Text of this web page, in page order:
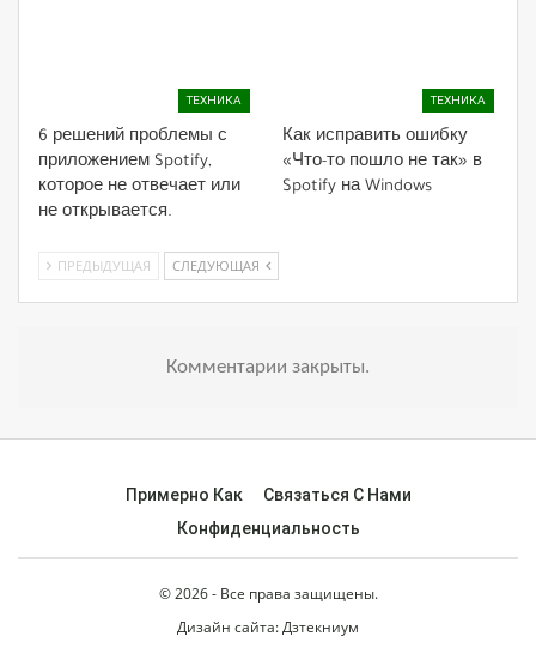
ТЕХНИКА
6 решений проблемы с
приложением Spotify,
которое не отвечает или
не открывается.
ТЕХНИКА
Как исправить ошибку
«Что-то пошло не так» в
Spotify на Windows
ПРЕДЫДУЩАЯ СЛЕДУЮЩАЯ
Комментарии закрыты.
Примерно Как
Связаться С Нами
Конфиденциальность
© 2026 - Все права защищены.
Дизайн сайта:Дзтекниум